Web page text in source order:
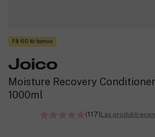
Få 60 kr bonus
Joico
Moisture Recovery
1000ml
(117)Läs